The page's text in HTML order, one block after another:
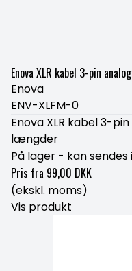
Enova XLR kabel 3-pin
Enova
ENV-XLFM-0
Enova XLR kabel 3-
længder
På lager - kan sendes
Pris fra 99,00 DKK
(ekskl. moms)
Vis produkt